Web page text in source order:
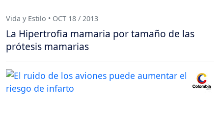
Vida y Estilo • OCT 18 / 2013
La Hipertrofia mamaria por tamaño de las
prótesis mamarias